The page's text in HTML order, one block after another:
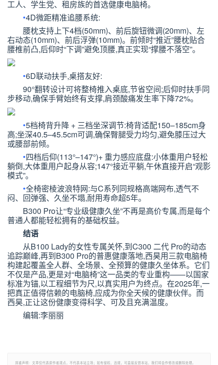
工人、学生党、租房族的首选健康电脑椅。
•4D微距精准追腰系统:
腰枕支持上下4档(50mm)、前后旋钮微调(20mm)、左
右动态(10mm)、前后浮弹(10mm)。前倾时“推近”腰枕贴合
腰椎前凸,后仰时“下调”避免顶腰,真正实现“撑腰不落空”。
•6D联动扶手,桌搭友好:
90°翻转设计可将整椅推入桌底,节省空间;后仰时扶手同
步移动,确保手臂始终有支撑,肩颈酸痛发生率下降72%。
•5档椅背升降 + 三档坐深调节:椅背适配150–185cm身
高;坐深40.5–45.5cm可调,确保臀腿受力均匀,避免膝压过大
或腰部前倾。
•四档后仰(113°–147°)+ 重力感应底盘:小体重用户轻松
躺倒,大体重用户起身从容;147°接近平躺,午休直接开启“观影
模式”。
•全椅密棱波浪特网:与C系列同规格高端网布,透气不
闷、回弹强、久坐不塌,耐用寿命超5年。
B300 Pro让“专业级健康久坐”不再是高价专属,而是每个
普通人都能轻松拥有的基础权益。
结语
从B100 Lady的女性专属关怀,到C300 二代 Pro的动态
追踪巅峰,再到B300 Pro的普惠健康落地,西昊用三款电脑椅
构建起覆盖全人群、全场景、全预算的健康久坐体系。它们
不仅是产品,更是对“电脑椅”这一品类的专业重构——以国家
标准为锚,以工程细节为尺,以真实用户为终点。在2025年,一
把真正值得信赖的电脑椅,应成为你全天候的健康伙伴。而
西昊,正让这份健康变得科学、可及且充满温度。
编辑:李丽丽
郑重声明：文章仅代表原作者观点，不代表本站立场；如有侵权、违规，可直接反馈本站，我们将会作修改或删除处理。